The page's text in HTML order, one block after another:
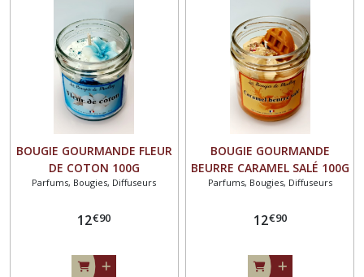
BOUGIE GOURMANDE FLEUR
DE COTON 100G
Parfums, Bougies, Diffuseurs
12€90
BOUGIE GOURMANDE
BEURRE CARAMEL SALÉ 100G
Parfums, Bougies, Diffuseurs
12€90